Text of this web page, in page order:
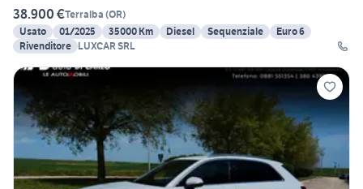
38.900 €Terralba (OR)
Usato
01/2025 35000 Km Diesel Sequenziale
Euro 6
Rivenditore LUXCAR SRL